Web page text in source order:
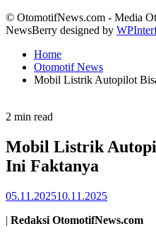
© OtomotifNews.com - Media
NewsBerry designed by
Home
Otomotif News
Mobil Listrik Autopilot
Estimated
time
2 min read
Mobil Listrik
Ini Faktanya
05.11.202510.11.2025
| Redaksi OtomotifNews.com